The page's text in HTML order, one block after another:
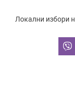
Локални избори